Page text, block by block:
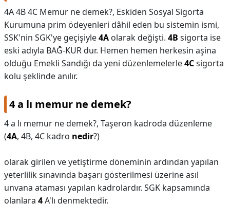
4A 4B 4C Memur ne demek?, Eskiden Sosyal Sigorta
Kurumuna prim ödeyenleri dâhil eden bu sistemin ismi,
SSK'nin SGK'ye geçişiyle4A olarak değişti. 4B sigorta ise
eski adıyla BAĞ-KUR dur. Hemen hemen herkesin aşina
olduğu Emekli Sandığı da yeni düzenlemelerle4Csigorta
kolu şeklinde anılır.
4 a lı memur ne demek?
4 a lı memur ne demek?, Taşeron kadroda düzenleme
(4A, 4B, 4C kadro nedir?)
olarak girilen ve yetiştirme döneminin ardından yapılan
yeterlilik sınavında başarı gösterilmesi üzerine asıl
unvana ataması yapılan kadrolardır. SGK kapsamında
olanlara 4A'lı denmektedir.